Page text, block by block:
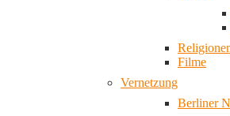
Filme
Vernetzung
Berliner